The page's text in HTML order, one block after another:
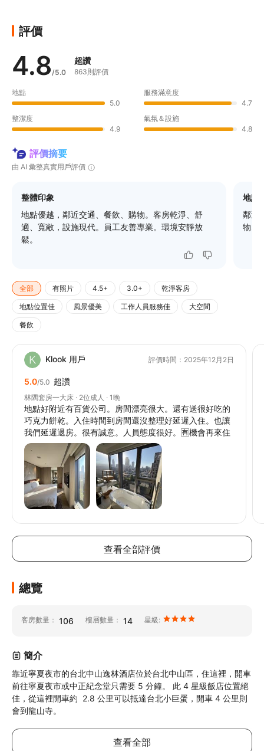
評價
4.8/5.0
超讚
863則評價
地點
5.0
服務滿意度
4.7
整潔度
4.9
氣氛＆設施
4.8
評價摘要
由 AI 彙整真實用戶評價
整體印象
地點優越，鄰近交通、餐飲、購物。客房乾淨、舒
適、寬敞，設施現代。員工友善專業。環境安靜放
鬆。
地點
鄰近
物、
全部 有照片 4.5+ 3.0+ 乾淨客房
地點位置佳 風景優美 工作人員服務佳 大空間
餐飲
Klook 用戶 評價時間：2025年12月2日
5.0/5.0 超讚
林隅套房一大床 · 2位成人 · 1晚
地點好附近有百貨公司。房間漂亮很大。還有送很好吃的
巧克力餅乾。入住時間到房間還沒整理好延遲入住。也讓
我們延遲退房。很有誠意。人員態度很好。🈶機會再來住
查看全部評價
總覽
客房數量： 106 樓層數量： 14 星級:
簡介
靠近寧夏夜市的台北中山逸林酒店位於台北中山區，住這裡，開車
前往寧夏夜市或中正紀念堂只需要 5 分鐘。 此 4 星級飯店位置絕
佳，從這裡開車約  2.8 公里可以抵達台北小巨蛋，開車 4 公里則
會到龍山寺。
查看全部